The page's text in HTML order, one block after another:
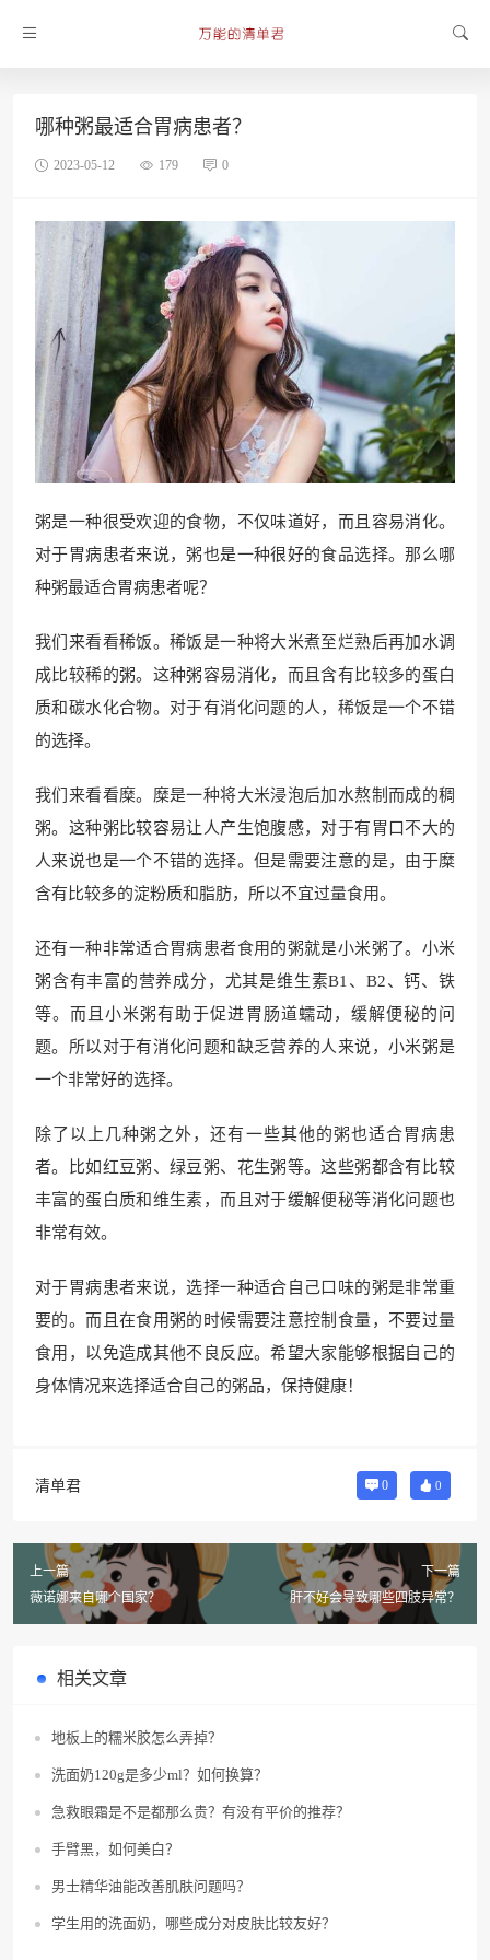
哪种粥最适合胃病患者？
2023-05-12 179 0
粥是一种很受欢迎的食物，不仅味道好，而且容易消化。
对于胃病患者来说，粥也是一种很好的食品选择。那么哪
种粥最适合胃病患者呢？
我们来看看稀饭。稀饭是一种将大米煮至烂熟后再加水调
成比较稀的粥。这种粥容易消化，而且含有比较多的蛋白
质和碳水化合物。对于有消化问题的人，稀饭是一个不错
的选择。
我们来看看糜。糜是一种将大米浸泡后加水熬制而成的稠
粥。这种粥比较容易让人产生饱腹感，对于有胃口不大的
人来说也是一个不错的选择。但是需要注意的是，由于糜
含有比较多的淀粉质和脂肪，所以不宜过量食用。
还有一种非常适合胃病患者食用的粥就是小米粥了。小米
粥含有丰富的营养成分，尤其是维生素B1、B2、钙、铁
等。而且小米粥有助于促进胃肠道蠕动，缓解便秘的问
题。所以对于有消化问题和缺乏营养的人来说，小米粥是
一个非常好的选择。
除了以上几种粥之外，还有一些其他的粥也适合胃病患
者。比如红豆粥、绿豆粥、花生粥等。这些粥都含有比较
丰富的蛋白质和维生素，而且对于缓解便秘等消化问题也
非常有效。
对于胃病患者来说，选择一种适合自己口味的粥是非常重
要的。而且在食用粥的时候需要注意控制食量，不要过量
食用，以免造成其他不良反应。希望大家能够根据自己的
身体情况来选择适合自己的粥品，保持健康！
清单君 0 0
上一篇
薇诺娜来自哪个国家？
下一篇
肝不好会导致哪些四肢异常？
相关文章
地板上的糯米胶怎么弄掉？
洗面奶120g是多少ml？如何换算？
急救眼霜是不是都那么贵？有没有平价的推荐？
手臂黑，如何美白？
男士精华油能改善肌肤问题吗？
学生用的洗面奶，哪些成分对皮肤比较友好？